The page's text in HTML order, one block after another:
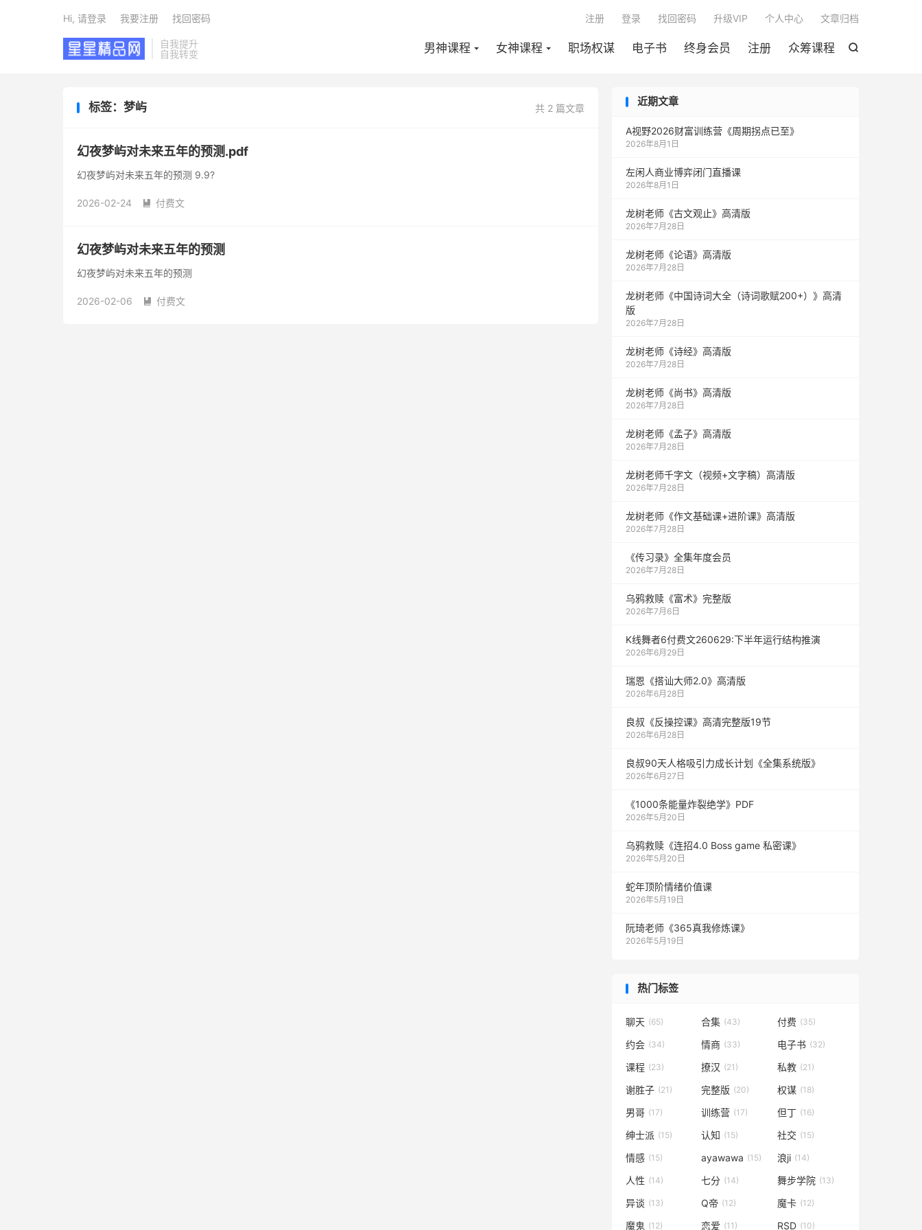
自我提升
自我转变

男神课程 女神课程 职场权谋 电子书 终身会员 注册 众筹课程
注册 登录 找回密码 升级VIP 个人中心 文章归档
Hi, 请登录 我要注册 找回密码
共 2 篇文章
标签：梦屿
幻夜梦屿对未来五年的预测.pdf
幻夜梦屿对未来五年的预测 9.9?
2026-02-24  付费文
幻夜梦屿对未来五年的预测
幻夜梦屿对未来五年的预测
2026-02-06  付费文
近期文章
A视野2026财富训练营《周期拐点已至》
2026年8月1日
左闲人商业博弈闭门直播课
2026年8月1日
龙树老师《古文观止》高清版
2026年7月28日
龙树老师《论语》高清版
2026年7月28日
龙树老师《中国诗词大全（诗词歌赋200+）》高清
版
2026年7月28日
龙树老师《诗经》高清版
2026年7月28日
龙树老师《尚书》高清版
2026年7月28日
龙树老师《孟子》高清版
2026年7月28日
龙树老师千字文（视频+文字稿）高清版
2026年7月28日
龙树老师《作文基础课+进阶课》高清版
2026年7月28日
《传习录》全集年度会员
2026年7月28日
乌鸦救赎《富术》完整版
2026年7月6日
K线舞者6付费文260629:下半年运行结构推演
2026年6月29日
瑞恩《搭讪大师2.0》高清版
2026年6月28日
良叔《反操控课》高清完整版19节
2026年6月28日
良叔90天人格吸引力成长计划《全集系统版》
2026年6月27日
《1000‮能条‬‎量‮裂炸‬‎绝学》PDF
2026年5月20日
乌鸦救赎《连招4.0 Boss game 私密课》
2026年5月20日
蛇年顶阶情绪价值课
2026年5月19日
阮琦老师《365真我修炼课》
2026年5月19日
热门标签
聊天 (65) 合集 (43) 付费 (35)
约会 (34) 情商 (33) 电子书 (32)
课程 (23) 撩汉 (21) 私教 (21)
谢胜子 (21) 完整版 (20) 权谋 (18)
男哥 (17) 训练营 (17) 但丁 (16)
绅士派 (15) 认知 (15) 社交 (15)
情感 (15) ayawawa (15) 浪ji (14)
人性 (14) 七分 (14) 舞步学院 (13)
异谈 (13) Q帝 (12) 魔卡 (12)
魔鬼 (12) 恋爱 (11) RSD (10)